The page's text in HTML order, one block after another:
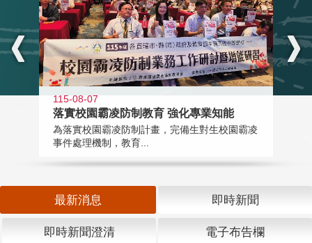
115-08-07
落實校園霸凌防制教育 強化專業知能
為落實校園霸凌防制計畫，完備生對生校園霸凌
事件處理機制，教育...
最新消息 即時新聞
即時新聞澄清 電子布告欄